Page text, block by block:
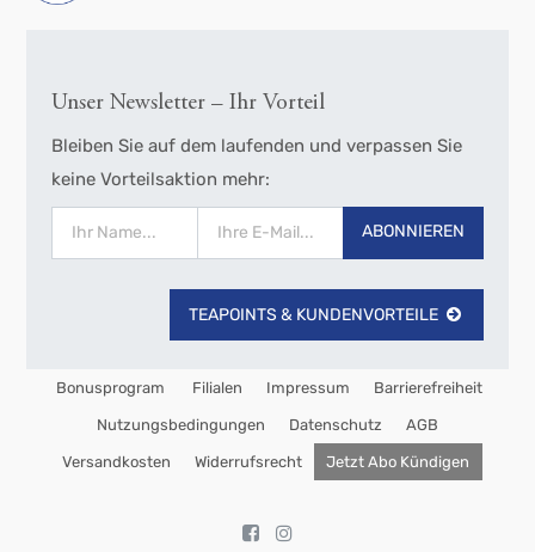
Unser Newsletter – Ihr Vorteil
Bleiben Sie auf dem laufenden und verpassen Sie
keine Vorteilsaktion mehr:
ABONNIEREN
TEAPOINTS & KUNDENVORTEILE
Bonusprogram Filialen Impressum Barrierefreiheit
Nutzungsbedingungen Datenschutz AGB
Versandkosten Widerrufsrecht Jetzt Abo Kündigen